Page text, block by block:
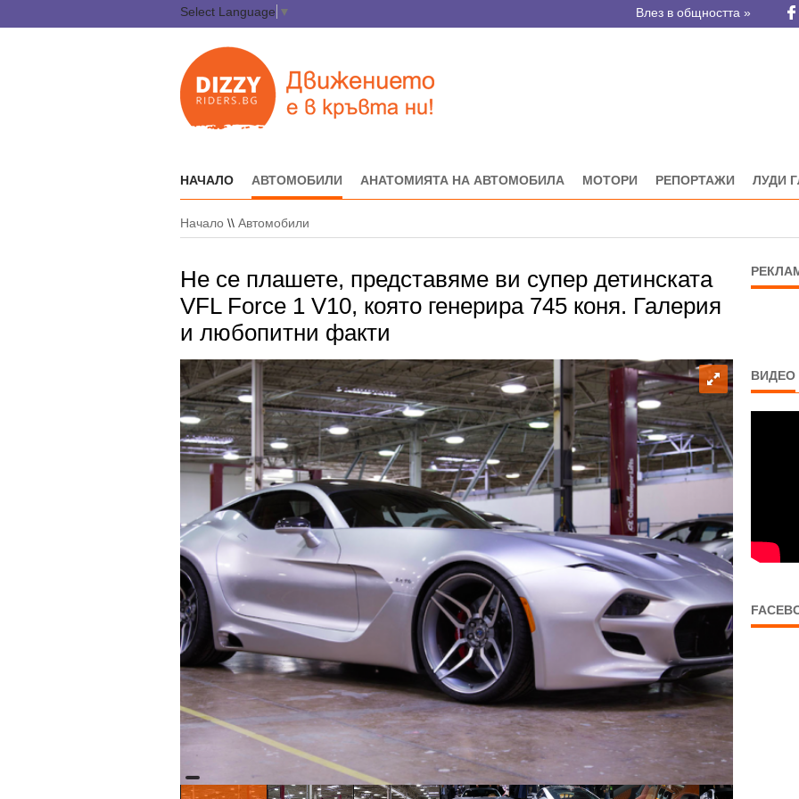
Select Language ▼ Влез в общността »
НАЧАЛО АВТОМОБИЛИ АНАТОМИЯТА НА АВТОМОБИЛА МОТОРИ РЕПОРТАЖИ ЛУДИ
Начало \\ Автомобили
Не се плашете, представяме ви супер детинската
VFL Force 1 V10, която генерира 745 коня. Галерия
и любопитни факти
ВИДЕО